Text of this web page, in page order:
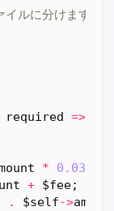
ルに分けます）
required =>
* 0.03
+ $fee;
. $self->